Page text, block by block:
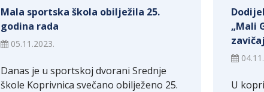
Mala sportska škola obilježila 25.
godina rada
05.11.2023.
Danas je u sportskoj dvorani Srednje
škole Koprivnica svečano obilježeno 25.
„Mali
U